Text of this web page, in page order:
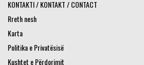
KONTAKTI / KONTAKT / CONTACT
Rreth nesh
Karta
Politika e Privatësisë
Kushtet e Përdorimit